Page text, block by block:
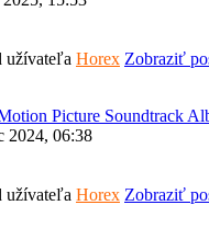
užívateľa Horex Zobraziť
Picture Soundtrack
2024, 06:38
užívateľa Horex Zobraziť